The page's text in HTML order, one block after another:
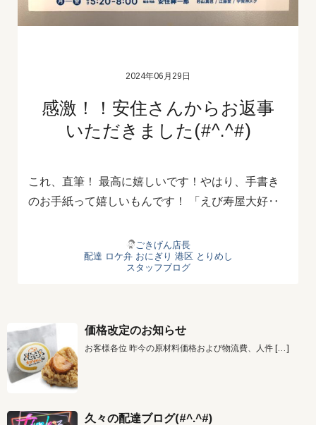
2024年06月29日
感激！！安住さんからお返事
いただきました(#^.^#)
これ、直筆！ 最高に嬉しいです！やはり、手書き
のお手紙って嬉しいもんです！ 「えび寿屋大好‥
ごきげん店長
配達 ロケ弁 おにぎり 港区 とりめし
スタッフブログ
価格改定のお知らせ
お客様各位 昨今の原材料価格および物流費、人件 […]
久々の配達ブログ(#^.^#)